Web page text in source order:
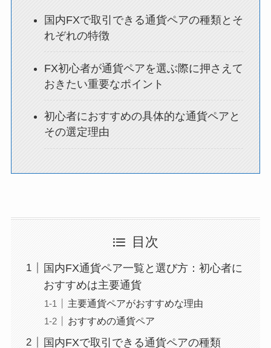
国内FXで取引できる通貨ペアの種類とそ
れぞれの特徴
FX初心者が通貨ペアを選ぶ際に押さえて
おきたい重要なポイント
初心者におすすめの具体的な通貨ペアと
その選定理由
目次
国内FX通貨ペア一覧と選び方：初心者に
おすすめは主要通貨
主要通貨ペアがおすすめな理由
おすすめの通貨ペア
国内FXで取引できる通貨ペアの種類